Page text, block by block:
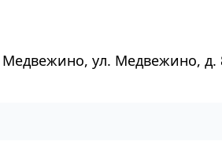
ул. Медвежино, д.